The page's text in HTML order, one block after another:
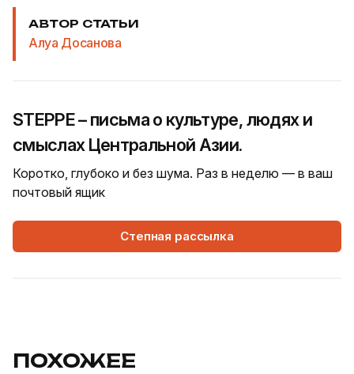
АВТОР СТАТЬИ
Алуа Досанова
STEPPE – письма о культуре, людях и
смыслах Центральной Азии.
Коротко, глубоко и без шума. Раз в неделю — в ваш
почтовый ящик
Степная рассылка
ПОХОЖЕЕ